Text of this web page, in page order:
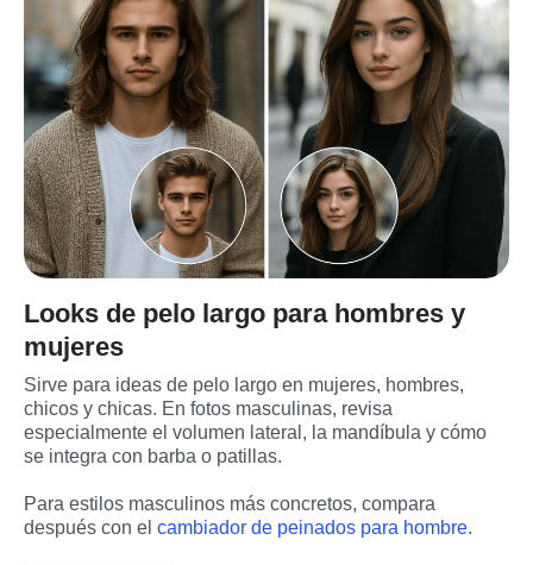
Looks de pelo largo para hombres y
mujeres
Sirve para ideas de pelo largo en mujeres, hombres,
chicos y chicas. En fotos masculinas, revisa
especialmente el volumen lateral, la mandíbula y cómo
se integra con barba o patillas.
Para estilos masculinos más concretos, compara
después con el cambiador de peinados para hombre.